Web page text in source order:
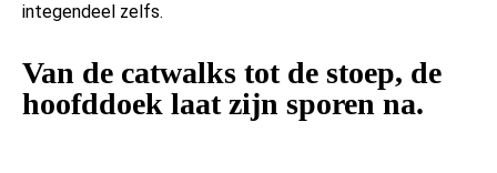
integendeel zelfs.
Van de catwalks tot de stoep, de
hoofddoek laat zijn sporen na.